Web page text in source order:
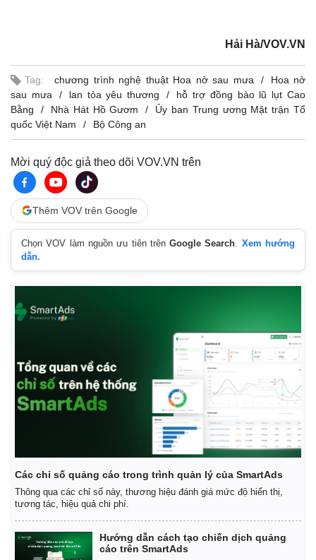
Hải Hà/VOV.VN
Tag: chương trình nghệ thuật Hoa nở sau mưa
Hoa nở
sau mưa
lan tỏa yêu thương
hỗ trợ đồng bào lũ lụt Cao
Bằng
Nhà Hát Hồ Gươm
Ủy ban Trung ương Mặt trận Tổ
quốc Việt Nam
Bộ Công an
Mời quý độc giả theo dõi VOV.VN trên
Thêm VOV trên Google
Chọn VOV làm nguồn ưu tiên trênGoogle Search
Xem hướng
dẫn.
Các chỉ số quảng cáo trong trình quản lý của SmartAds
Thông qua các chỉ số này, thương hiệu đánh giá mức độ hiển thị,
tương tác, hiệu quả chi phí.
Hướng dẫn cách tạo chiến dịch quảng
cáo trên SmartAds